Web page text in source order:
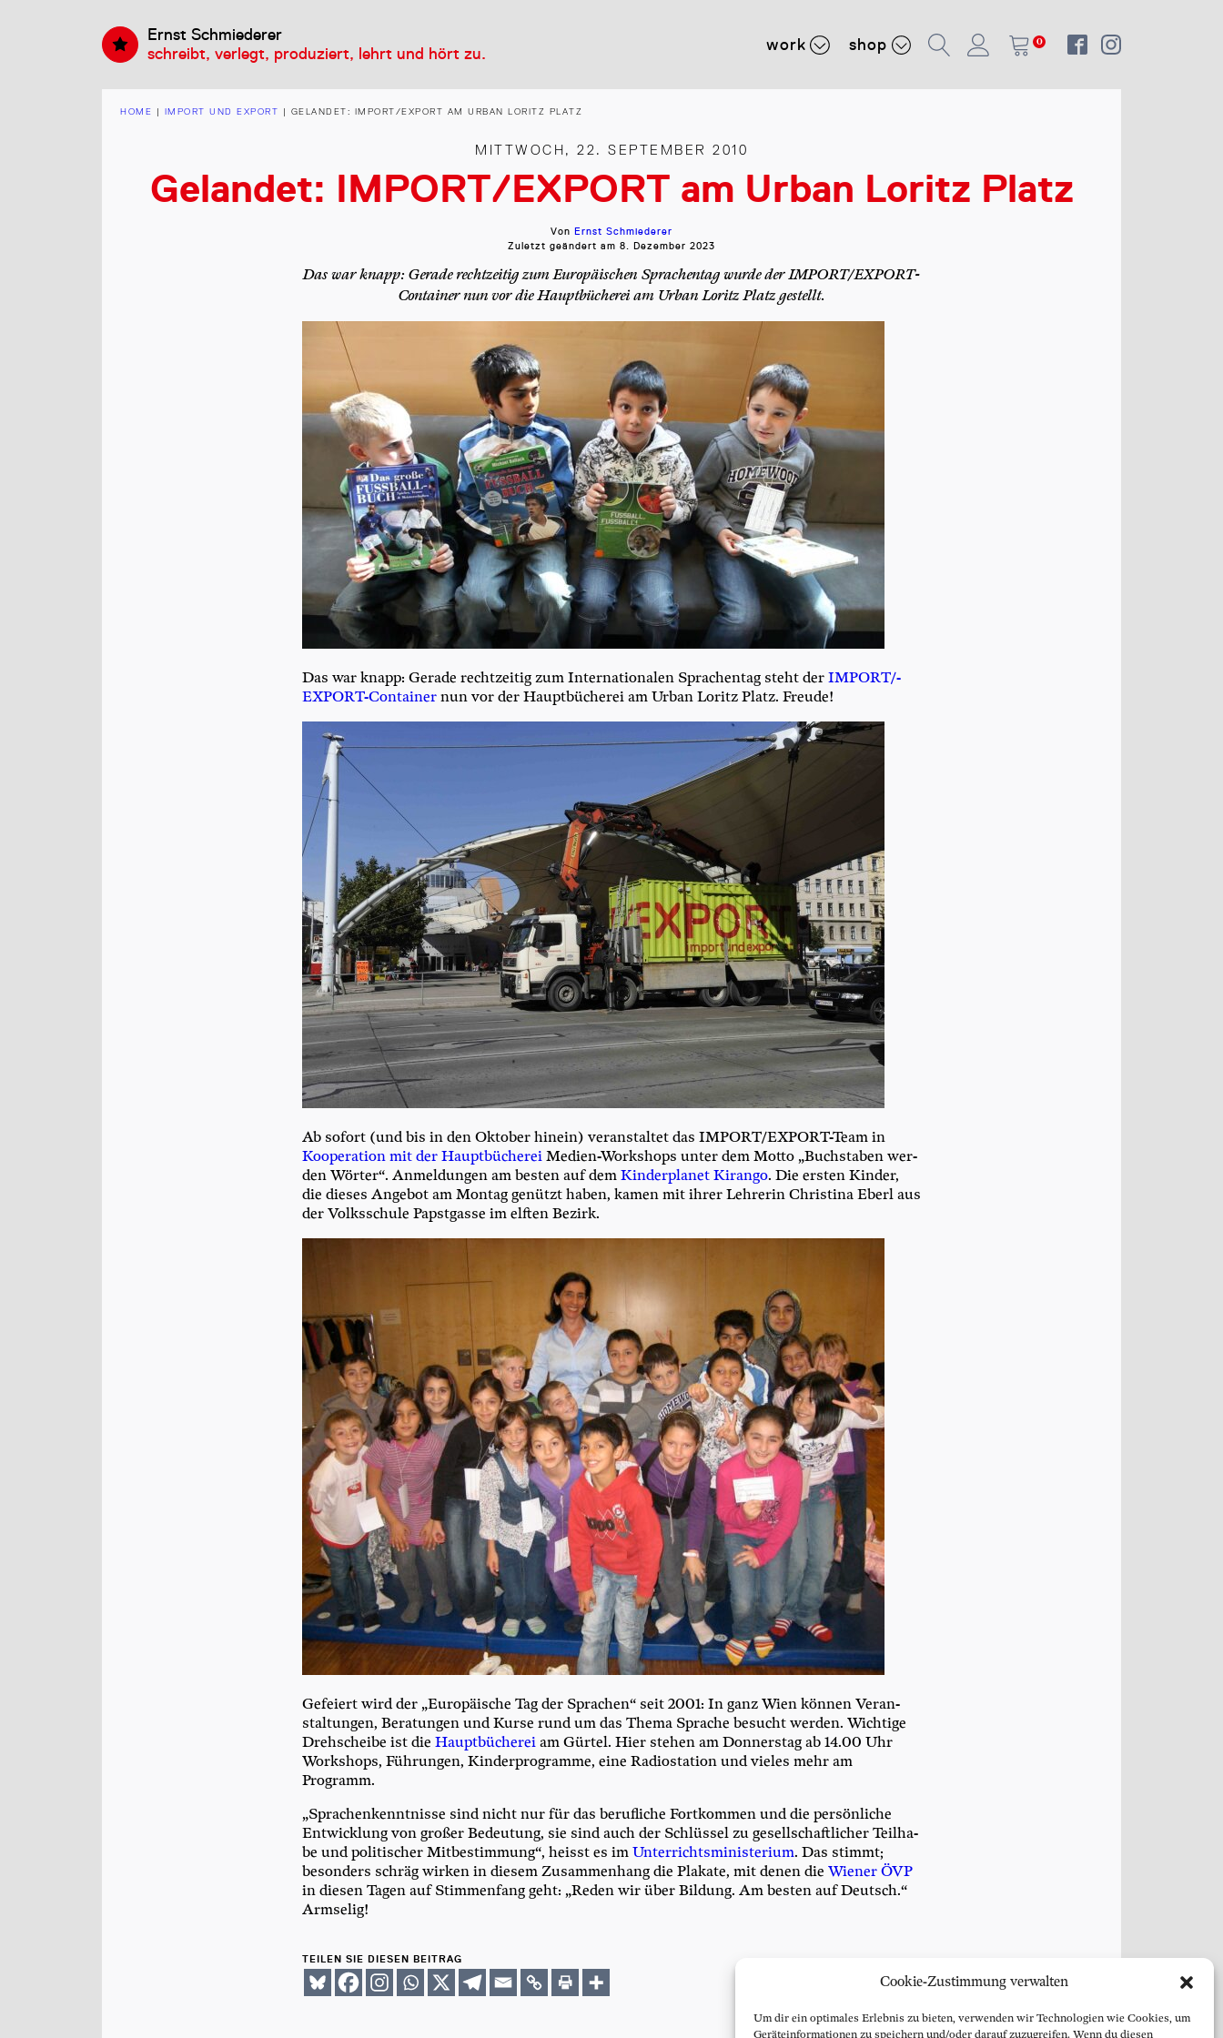
Cookie-Zustimmung verwalten
Um dir ein optimales Erlebnis zu bieten, verwenden wir Technologien wie Cookies, um
Geräteinformationen zu speichern und/oder darauf zuzugreifen. Wenn du diesen
Ernst Schmiederer
schreibt, verlegt, produziert, lehrt und hört zu.
work shop 0
HOME | IMPORT UND EXPORT | GELANDET: IMPORT/EXPORT AM URBAN LORITZ PLATZ
MITTWOCH, 22. SEPTEMBER 2010
Gelandet: IMPORT/EXPORT am Urban Loritz Platz
Von Ernst Schmiederer
Zuletzt geändert am 8. Dezember 2023
Das war knapp: Gerade rechtzeitig zum Europäischen Sprachentag wurde der IMPORT/EXPORT-
Container nun vor die Hauptbücherei am Urban Loritz Platz gestellt.
Das war knapp: Gera­de recht­zei­tig zum Inter­na­tio­na­len Spra­chen­tag steht der IMPOR­T/­
EX­PORT-Con­tai­ner nun vor der Haupt­bü­che­rei am Urban Loritz Platz. Freude!
Ab sofort (und bis in den Okto­ber hin­ein) ver­an­stal­tet das IMPOR­T/­EX­PORT-Team in
Koope­ra­ti­on mit der Haupt­bü­che­rei Medi­en-Work­shops unter dem Mot­to „Buch­sta­ben wer­
den Wör­ter“. Anmel­dun­gen am bes­ten auf dem Kin­der­pla­net Kiran­go. Die ers­ten Kin­der,
die die­ses Ange­bot am Mon­tag genützt haben, kamen mit ihrer Leh­re­rin Chris­ti­na Eberl aus
der Volks­schu­le Papst­gas­se im elf­ten Bezirk.
Gefei­ert wird der „Euro­päi­sche Tag der Spra­chen“ seit 2001: In ganz Wien kön­nen Ver­an­
stal­tun­gen, Bera­tun­gen und Kur­se rund um das The­ma Spra­che besucht wer­den. Wich­ti­ge
Dreh­schei­be ist die Haupt­bü­che­rei am Gür­tel. Hier ste­hen am Don­ners­tag ab 14.00 Uhr
Work­shops, Füh­run­gen, Kin­der­pro­gram­me, eine Radio­sta­ti­on und vie­les mehr am
Programm.
„Spra­chen­kennt­nis­se sind nicht nur für das beruf­li­che Fort­kom­men und die per­sön­li­che
Ent­wick­lung von gro­ßer Bedeu­tung, sie sind auch der Schlüs­sel zu gesell­schaft­li­cher Teil­ha­
be und poli­ti­scher Mit­be­stim­mung“, heisst es im Unter­richts­mi­nis­te­ri­um. Das stimmt;
beson­ders schräg wir­ken in die­sem Zusam­men­hang die Pla­ka­te, mit denen die Wie­ner ÖVP
in die­sen Tagen auf Stim­men­fang geht: „Reden wir über Bil­dung. Am bes­ten auf Deutsch.“
Armselig!
TEILEN SIE DIESEN BEITRAG